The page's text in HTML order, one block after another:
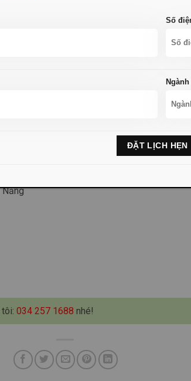
chuyển hàng từ Trung Quốc về Đà
vận chuyển hàng hóa về tận tay, hãy liên hệ
Nẵng
034 257 1688 nhé!
Số